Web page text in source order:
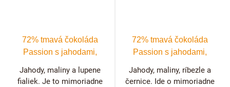
72% tmavá čokoláda
Passion s jahodami,
Jahody, maliny a lupene
fialiek. Je to mimoriadne
72% tmavá čokoláda
Passion s jahodami,
ríbezľami
Jahody, maliny, ríbezle a
černice. Ide o mimoriadne